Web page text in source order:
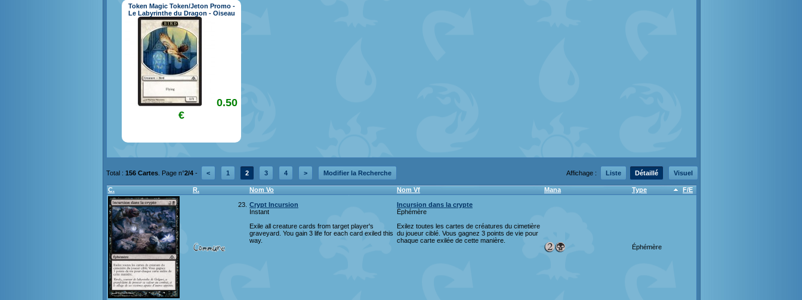
Token Magic Token/Jeton Promo -
Le Labyrinthe du Dragon - Oiseau
0.50
€
Total : 156 Cartes . Page n°2/4 - < 1 2 3 4 > Modifier la Recherche Affichage : Liste Détaillé Visuel
C. R. Nom Vo Nom Vf Mana Type F/E
23. Crypt Incursion
Instant
Exile all creature cards from target player's
graveyard. You gain 3 life for each card exiled this
way.
Incursion dans la crypte
Éphémère
Exilez toutes les cartes de créatures du cimetière
du joueur ciblé. Vous gagnez 3 points de vie pour
chaque carte exilée de cette manière.
Éphémère